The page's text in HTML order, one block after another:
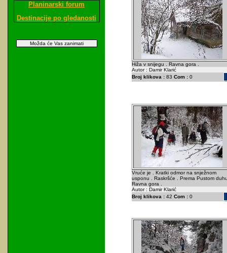
Planinarski forum
Destinacije po gledanosti
Možda će Vas zanimati
Hiža v snijegu . Ravna gora .
Autor : Damir Klarić
Broj klikova :83 Com :0
Vruće je . Kratki odmor na snježnom
usponu . Raskršće . Prema Pustom
Ravna gora .
Autor : Damir Klarić
Broj klikova :42 Com :0